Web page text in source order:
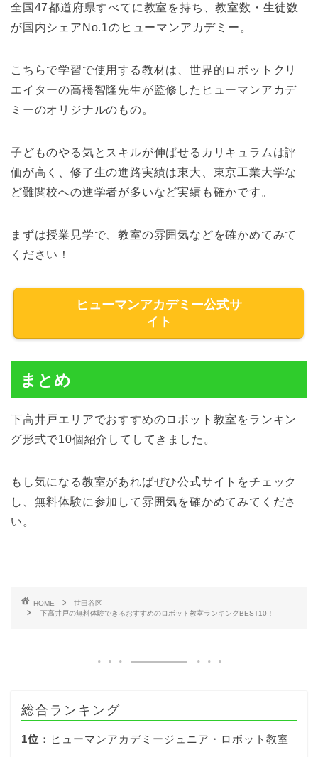
全国47都道府県すべてに教室を持ち、教室数・生徒数
が国内シェアNo.1のヒューマンアカデミー。
こちらで学習で使用する教材は、世界的ロボットクリ
エイターの高橋智隆先生が監修したヒューマンアカデ
ミーのオリジナルのもの。
子どものやる気とスキルが伸ばせるカリキュラムは評
価が高く、修了生の進路実績は東大、東京工業大学な
ど難関校への進学者が多いなど実績も確かです。
まずは授業見学で、教室の雰囲気などを確かめてみて
ください！
ヒューマンアカデミー公式サ
イト
まとめ
下高井戸エリアでおすすめのロボット教室をランキン
グ形式で10個紹介してしてきました。
もし気になる教室があればぜひ公式サイトをチェック
し、無料体験に参加して雰囲気を確かめてみてくださ
い。
HOME
世田谷区
下高井戸の無料体験できるおすすめのロボット教室ランキングBEST10！
総合ランキング
1位 ：ヒューマンアカデミージュニア・ロボット教室